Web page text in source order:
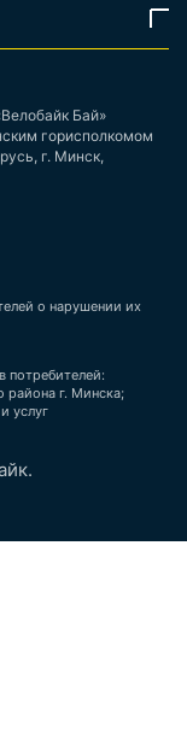
Бай»
горисполкомом
г. Минск,
о нарушении их
потребителей:
района г. Минска;
услуг